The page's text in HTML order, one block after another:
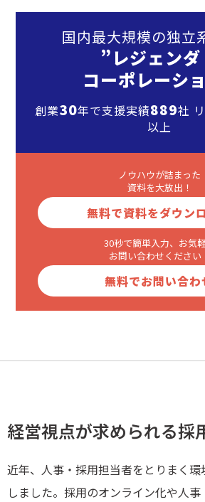
国内最大規模の独立
”レジェンダ
コーポレーシ
創業30年で支援実績889社
以上
ノウハウが詰まった
資料を大放出！
無料で資料をダウン
30秒で簡単入力、お気
お問い合わせください
無料でお問い合わ
経営視点が求められる採
近年、人事・採用担当者をとりまく環
しました。採用のオンライン化や人